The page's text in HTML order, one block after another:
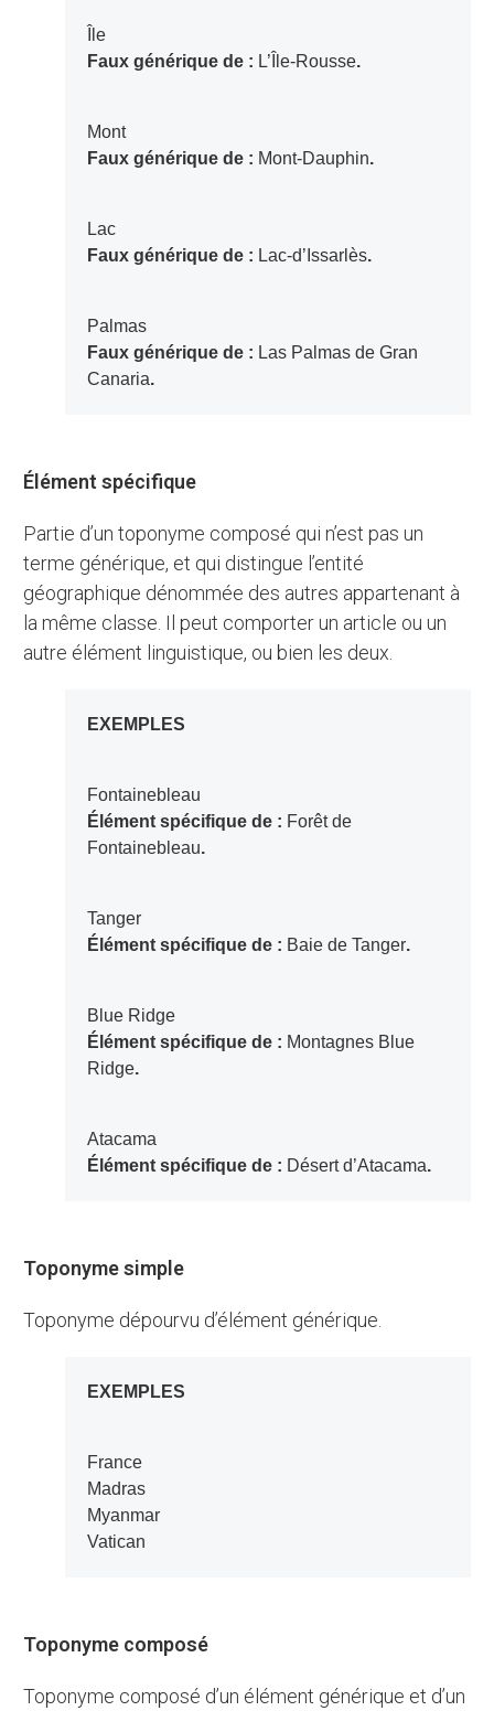
Île
Faux générique de : L’Île-Rousse.
Mont
Faux générique de : Mont-Dauphin.
Lac
Faux générique de : Lac-d’Issarlès.
Palmas
Faux générique de : Las Palmas de Gran
Canaria.
Élément spécifique
Partie d’un toponyme composé qui n’est pas un
terme générique, et qui distingue l’entité
géographique dénommée des autres appartenant à
la même classe. Il peut comporter un article ou un
autre élément linguistique, ou bien les deux.
EXEMPLES
Fontainebleau
Élément spécifique de : Forêt de
Fontainebleau.
Tanger
Élément spécifique de : Baie de Tanger.
Blue Ridge
Élément spécifique de : Montagnes Blue
Ridge.
Atacama
Élément spécifique de : Désert d’Atacama.
Toponyme simple
Toponyme dépourvu d’élément générique.
EXEMPLES
France
Madras
Myanmar
Vatican
Toponyme composé
Toponyme composé d’un élément générique et d’un